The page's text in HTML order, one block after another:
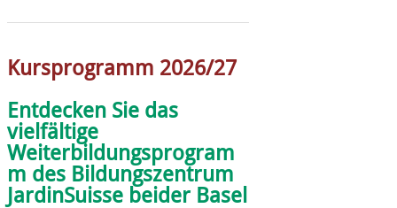
Kursprogramm 2026/27
Entdecken Sie das
vielfältige
Weiterbildungsprogram
m des Bildungszentrum
JardinSuisse beider Basel